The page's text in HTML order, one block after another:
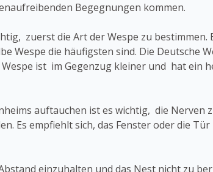
Begegnungen kommen.
zuerst die Art der Wespe zu bestimmen.
Wespe die häufigsten sind. Die Deutsche
ist im Gegenzug kleiner und hat ein
auftauchen ist es wichtig, die Nerven
Es empfiehlt sich, das Fenster oder die
einzuhalten und das Nest nicht zu